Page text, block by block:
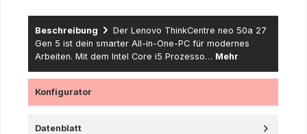
Beschreibung
Der Lenovo ThinkCentre neo 50a 27
Gen 5 ist dein smarter All-in-One-PC für modernes
Arbeiten. Mit dem Intel Core i5 Prozesso… Mehr
Konfigurator
Datenblatt